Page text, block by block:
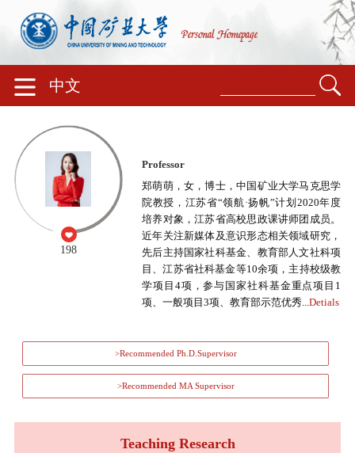
中文
198
Professor
郑萌萌，女，博士，中国矿业大学马克思学
院教授，江苏省“领航·扬帆”计划2020年度
培养对象，江苏省高校思政课讲师团成员。
近年关注新媒体及意识形态相关领域研究，
先后主持国家社科基金、教育部人文社科项
目、江苏省社科基金等10余项，主持校级教
学项目4项，参与国家社科基金重点项目1
项、一般项目3项、教育部示范优秀...Detials
>Recommended Ph.D.Supervisor
>Recommended MA Supervisor
Teaching Research